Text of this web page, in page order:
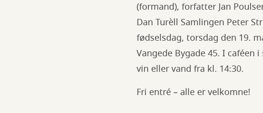
(formand), forfatter Jan
Dan Turèll Samlingen Peter
fødselsdag, torsdag den 19.
Vangede Bygade 45. I
vin eller vand fra kl. 14:30.
Fri entré – alle er velkomne!